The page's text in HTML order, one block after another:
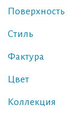
Поверхность
Стиль
Фактура
Цвет
Коллекция